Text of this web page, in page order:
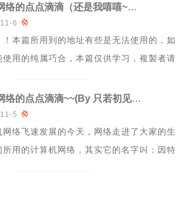
计算机网络的点点滴滴（还是我嘻嘻~今天讲讲网络世界最代表的东西）
6 
！本篇所用到的地址有些是无法使用的，如
使用的纯属巧合，本篇仅供学习，複製者请
计算机网络的点点滴滴~~(By 只若初见Tel.Love)～
5 
网络飞速发展的今天，网络走进了大家的生
所用的计算机网络，其实它的名字叫：因特
生态